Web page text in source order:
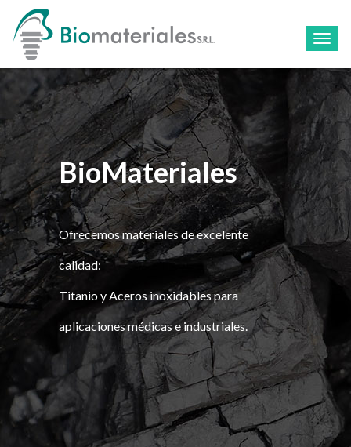
BioMateriales
Ofrecemos materiales de excelente
calidad:
Titanio y Aceros inoxidables para
aplicaciones médicas e industriales.